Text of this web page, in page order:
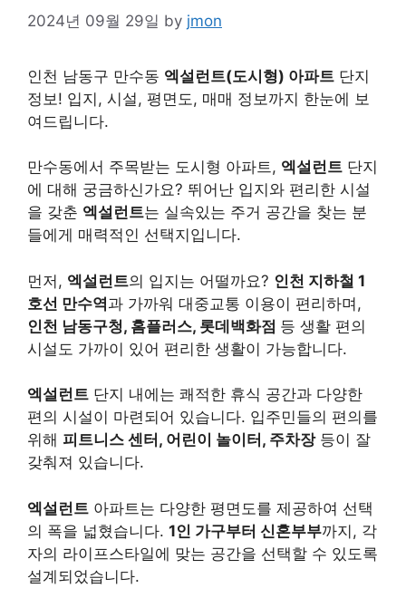
2024년 09월 29일 by jmon
인천 남동구 만수동 엑설런트(도시형) 아파트 단지
정보! 입지, 시설, 평면도, 매매 정보까지 한눈에 보
여드립니다.
만수동에서 주목받는 도시형 아파트, 엑설런트 단지
에 대해 궁금하신가요? 뛰어난 입지와 편리한 시설
을 갖춘 엑설런트는 실속있는 주거 공간을 찾는 분
들에게 매력적인 선택지입니다.
먼저, 엑설런트의 입지는 어떨까요? 인천 지하철 1
호선 만수역과 가까워 대중교통 이용이 편리하며,
인천 남동구청, 홈플러스, 롯데백화점 등 생활 편의
시설도 가까이 있어 편리한 생활이 가능합니다.
엑설런트 단지 내에는 쾌적한 휴식 공간과 다양한
편의 시설이 마련되어 있습니다. 입주민들의 편의를
위해 피트니스 센터, 어린이 놀이터, 주차장등이 잘
갖춰져 있습니다.
엑설런트 아파트는 다양한 평면도를 제공하여 선택
의 폭을 넓혔습니다. 1인 가구부터 신혼부부까지, 각
자의 라이프스타일에 맞는 공간을 선택할 수 있도록
설계되었습니다.